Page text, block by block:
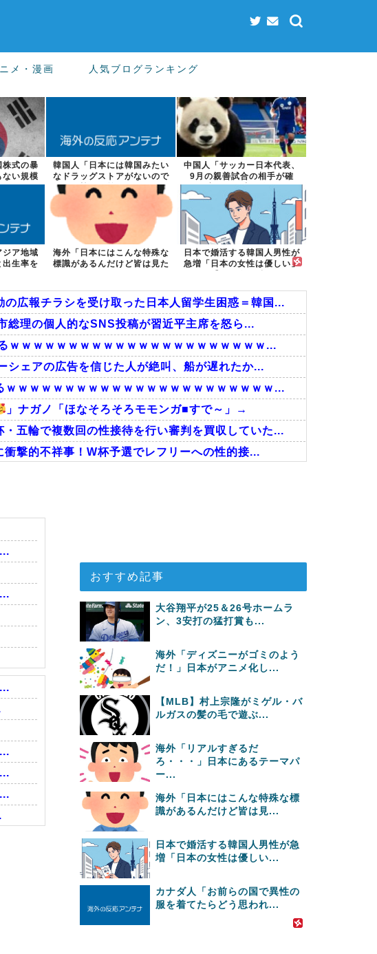
メ・漫画 人気ブログランキング
株式の暴
ない規模
...
韓国人「日本には韓国みたい
なドラッグストアがないので
韓国が羨まし...
中国人「サッカー日本代表、
9月の親善試合の相手が確
定！」 中国人...
ジア地域
出生率を
海外「日本にはこんな特殊な
標識があるんだけど皆は見た
日本で婚活する韓国人男性が
急増「日本の女性は優しい」
広報チラシを受け取った日本人留学生困惑＝韓国...
総理の個人的なSNS投稿が習近平主席を怒ら...
ｗｗｗｗｗｗｗｗｗｗｗｗｗｗｗｗｗｗｗｗｗｗ...
シェアの広告を信じた人が絶叫、船が遅れたか...
ｗｗｗｗｗｗｗｗｗｗｗｗｗｗｗｗｗｗｗｗｗｗｗ...
」ナガノ「ほなそろそろモモンガ■すで～」→
・五輪で複数回の性接待を行い審判を買収していた...
撃的不祥事！W杯予選でレフリーへの性的接...
ホ画面だとイマナガ節を炸裂「NPBでは面白さ...
おすすめ記事
大谷翔平が25＆26号ホームラ
ン、3安打の猛打賞も...
海外「ディズニーがゴミのよう
だ！」日本がアニメ化し...
【MLB】村上宗隆がミゲル・バ
ルガスの髪の毛で遊ぶ...
海外「リアルすぎるだ
ろ・・・」日本にあるテーマパ
ー...
海外「日本にはこんな特殊な標
識があるんだけど皆は見...
日本で婚活する韓国人男性が急
増「日本の女性は優しい...
カナダ人「お前らの国で異性の
服を着てたらどう思われ...